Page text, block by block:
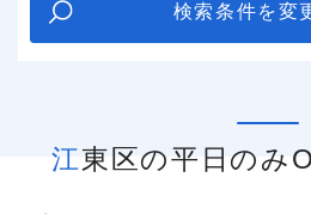
検索条件を変
江東区の平日の